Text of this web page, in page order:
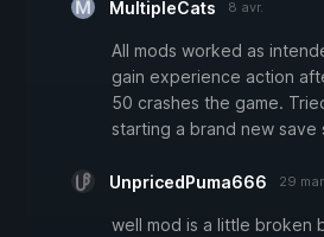
MultipleCats 8 avr.
All mods worked as
gain experience action
50 crashes the game.
starting a brand new save
UnpricedPuma666 29
well mod is a little broken